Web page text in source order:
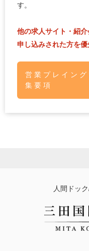
す。
他の求人サイト・紹
申し込みされた方を優
営業プレイン
集要項
人間ドッ